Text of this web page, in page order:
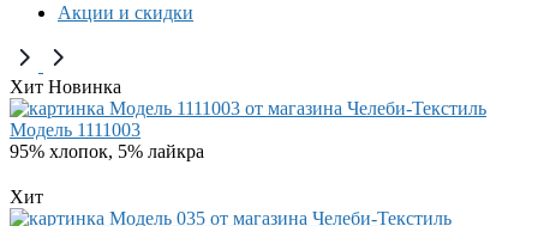
Акции и скидки
Хит Новинка
Модель 1111003
95% хлопок, 5% лайкра
Хит